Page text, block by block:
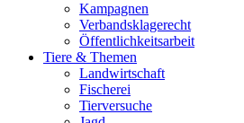
Kampagnen
Verbandsklagerecht
Öffentlichkeitsarbeit
Tiere & Themen
Landwirtschaft
Fischerei
Tierversuche